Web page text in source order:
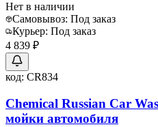
Нет в наличии
Самовывоз: Под заказ
Курьер: Под заказ
4 839 ₽
код: CR834
Chemical Russian Car
мойки автомобиля